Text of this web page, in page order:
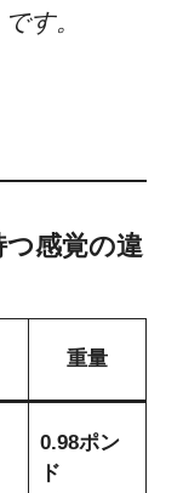
す。
感覚の違
重量
0.98ポン
ド